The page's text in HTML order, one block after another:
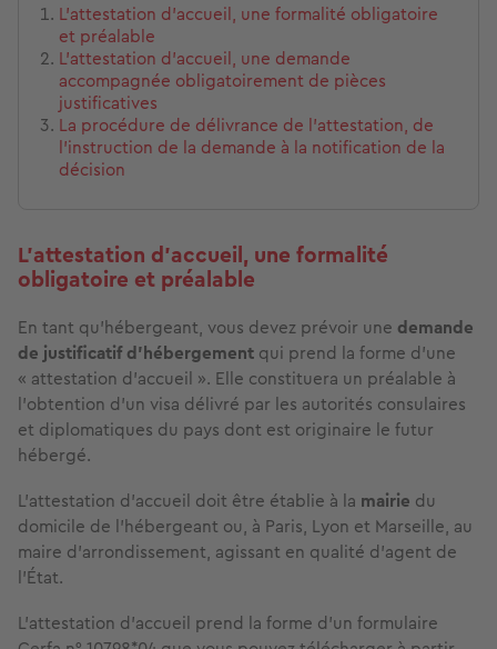
L’attestation d’accueil, une formalité obligatoire
et préalable
L’attestation d’accueil, une demande
accompagnée obligatoirement de pièces
justificatives
La procédure de délivrance de l’attestation, de
l’instruction de la demande à la notification de la
décision
L’attestation d’accueil, une formalité
obligatoire et préalable
En tant qu’hébergeant, vous devez prévoir une demande
de justificatif d’hébergement qui prend la forme d’une
« attestation d’accueil ». Elle constituera un préalable à
l’obtention d’un visa délivré par les autorités consulaires
et diplomatiques du pays dont est originaire le futur
hébergé.
L’attestation d’accueil doit être établie à la mairie du
domicile de l’hébergeant ou, à Paris, Lyon et Marseille, au
maire d'arrondissement, agissant en qualité d'agent de
l'État.
L’attestation d’accueil prend la forme d’un formulaire